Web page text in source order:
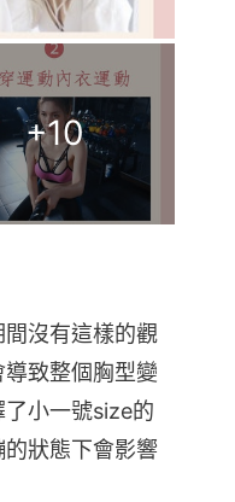
+10
沒有這樣的觀
致整個胸型變
小一號size的
狀態下會影響